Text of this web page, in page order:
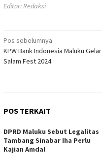
Editor: Redaksi
Navigasi
pos
Pos sebelumnya
KPW Bank Indonesia Maluku Gelar
Salam Fest 2024
POS TERKAIT
DPRD Maluku Sebut Legalitas
Tambang Sinabar Iha Perlu
Kajian Amdal